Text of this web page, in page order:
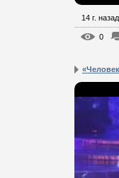
14 г. назад
0